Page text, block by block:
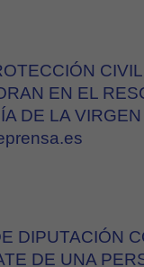
EN EL
DE LA
DIPUTACIÓN
DE UNA